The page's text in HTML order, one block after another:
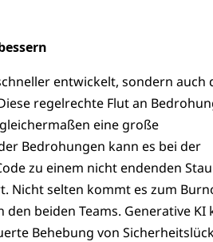
entwickelt, sondern auch
regelrechte Flut an
eine große
Bedrohungen kann es bei der
zu einem nicht endenden Stau
Nicht selten kommt es zum
beiden Teams. Generative KI
Behebung von